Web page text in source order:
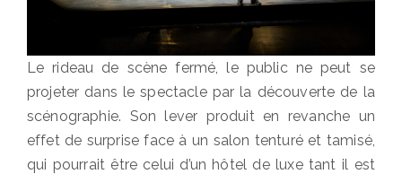
Le rideau de scène fermé, le public ne peut se
projeter dans le spectacle par la découverte de la
scénographie. Son lever produit en revanche un
effet de surprise face à un salon tenturé et tamisé,
qui pourrait être celui d’un hôtel de luxe tant il est